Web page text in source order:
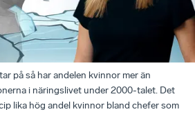
på så har andelen kvinnor mer än
i näringslivet under 2000-talet. Det
lika hög andel kvinnor bland chefer som